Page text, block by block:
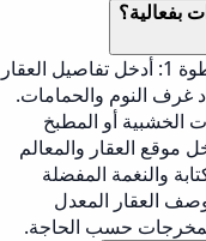
بفعالية؟
استخدام مولد أوصاف العقارات بسيط. الخطوة 1: أدخل تفاصيل العقار
غرف النوم والحمامات.
الخشبية أو المطبخ
المرافق الخارجية. الخطوة 3: أدخل موقع العقار والمعالم
أسلوب الكتابة والنغمة المفضلة
وصف العقار المعدل
حسب الحاجة.